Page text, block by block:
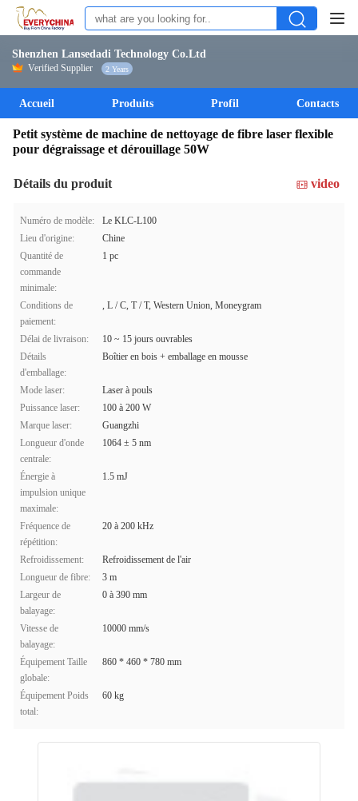
Shenzhen Lansedadi Technology Co.Ltd
Verified Supplier 2 Years
Accueil Produits Profil Contacts
Petit système de machine de nettoyage de fibre laser flexible
pour dégraissage et dérouillage 50W
Détails du produit video
Numéro de modèle:
Le KLC-L100
Lieu d'origine:
Chine
Quantité de
commande
minimale:
1 pc
Conditions de
paiement:
, L / C, T / T, Western Union, Moneygram
Délai de livraison:
10 ~ 15 jours ouvrables
Détails
d'emballage:
Boîtier en bois + emballage en mousse
Mode laser:
Laser à pouls
Puissance laser:
100 à 200 W
Marque laser:
Guangzhi
Longueur d'onde
centrale:
1064 ± 5 nm
Énergie à
impulsion unique
maximale:
1.5 mJ
Fréquence de
répétition:
20 à 200 kHz
Refroidissement:
Refroidissement de l'air
Longueur de fibre:
3 m
Largeur de
balayage:
0 à 390 mm
Vitesse de
balayage:
10000 mm/s
Équipement Taille
globale:
860 * 460 * 780 mm
Équipement Poids
total:
60 kg